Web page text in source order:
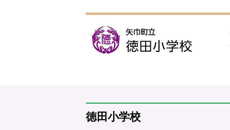
徳田小学校